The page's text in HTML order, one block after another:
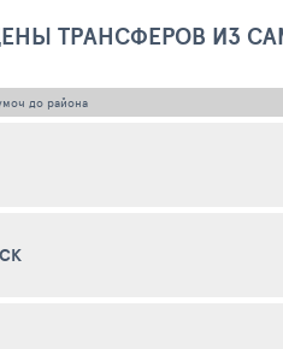
ТРАНСФЕРОВ ИЗ
до района